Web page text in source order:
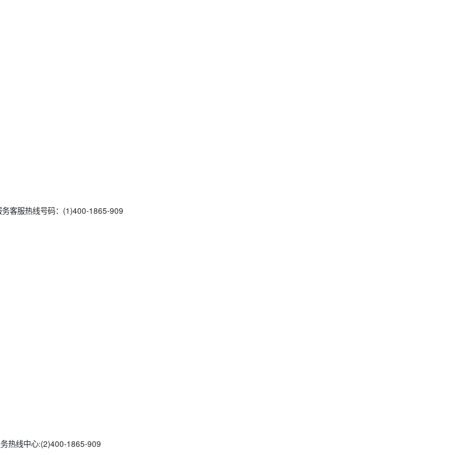
客服热线号码：(1)400-1865-909
热线中心:(2)400-1865-909